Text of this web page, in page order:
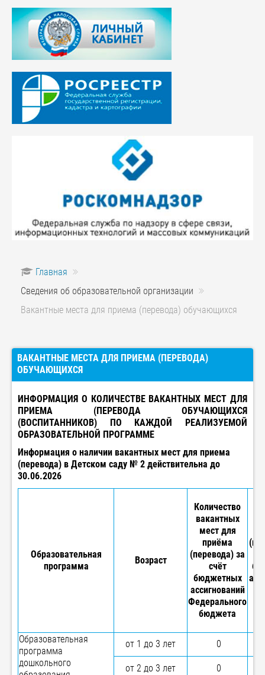
Главная
Сведения об образовательной организации
Вакантные места для приема (перевода) обучающихся
ВАКАНТНЫЕ МЕСТА ДЛЯ ПРИЕМА (ПЕРЕВОДА)
ОБУЧАЮЩИХСЯ
ИНФОРМАЦИЯ О КОЛИЧЕСТВЕ ВАКАНТНЫХ МЕСТ ДЛЯ
ПРИЕМА (ПЕРЕВОДА ОБУЧАЮЩИХСЯ
(ВОСПИТАННИКОВ) ПО КАЖДОЙ РЕАЛИЗУЕМОЙ
ОБРАЗОВАТЕЛЬНОЙ ПРОГРАММЕ
Информация о наличии вакантных мест для приема
(перевода) в Детском саду № 2 действительна до
30.06.2026
Образовательная
программа
Возраст
Количество
вакантных
мест для
приёма
(перевода) за
счёт
бюджетных
ассигнований
Федерального
бюджета
Образовательная
программа
дошкольного
от 1 до 3 лет 0
от 2 до 3 лет 0